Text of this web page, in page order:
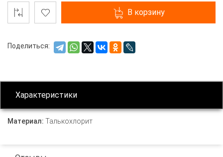
В корзину
Поделиться:
Характеристики
Материал: Талькохлорит